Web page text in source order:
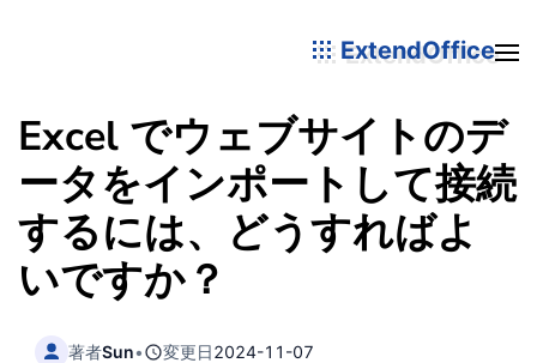
ExtendOffice
Excel でウェブサイトのデ
ータをインポートして接続
するには、どうすればよ
いですか？
著者Sun• 変更日2024-11-07